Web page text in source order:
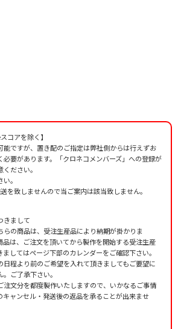
コアを除く】
能ですが、置き配のご指定は弊社側からは行えずお
要があります。「クロネコメンバーズ」への登録が
ださい。
。
を致しませんので当ご案内は該当致しません。
きまして
らの商品は、受注生産品により納期が掛かりま
品は、ご注文を頂いてから製作を開始する受注生産
してはページ下部のカレンダーをご確認下さい。
程より前のご希望を入れて頂きましてもご要望に
ご了承下さい。
文分を都度製作いたしますので、いかなるご事情
キャンセル・発送後の返品を承ることが出来ませ